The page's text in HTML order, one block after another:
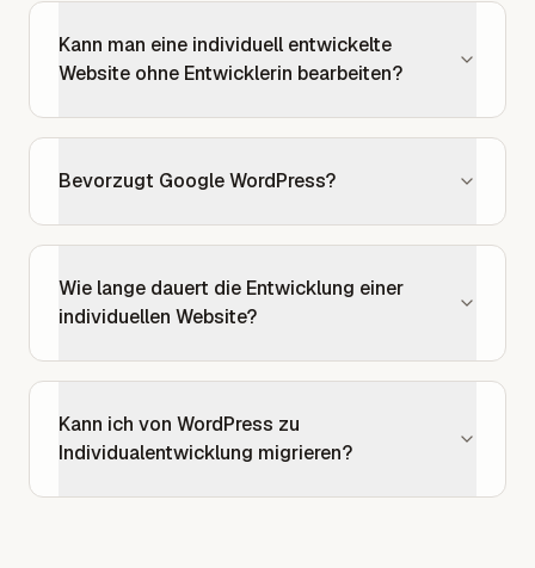
Kann man eine individuell entwickelte
Website ohne Entwicklerin bearbeiten?
Bevorzugt Google WordPress?
Wie lange dauert die Entwicklung einer
individuellen Website?
Kann ich von WordPress zu
Individualentwicklung migrieren?